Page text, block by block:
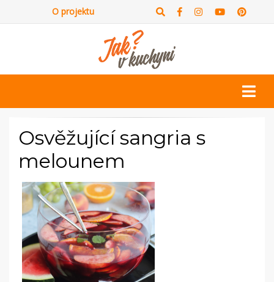
O projektu
Osvěžující sangria s
melounem